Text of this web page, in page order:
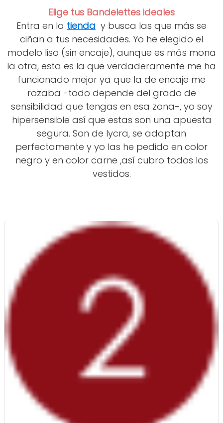
Elige tus Bandelettes ideales
Entra en la tienda y busca las que más se
ciñan a tus necesidades. Yo he elegido el
modelo liso (sin encaje), aunque es más mona
la otra, esta es la que verdaderamente me ha
funcionado mejor ya que la de encaje me
rozaba -todo depende del grado de
sensibilidad que tengas en esa zona-, yo soy
hipersensible así que estas son una apuesta
segura. Son de lycra, se adaptan
perfectamente y yo las he pedido en color
negro y en color carne ,así cubro todos los
vestidos.